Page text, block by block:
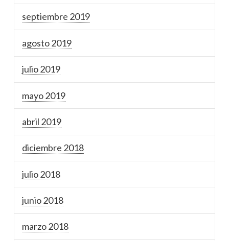
septiembre 2019
agosto 2019
julio 2019
mayo 2019
abril 2019
diciembre 2018
julio 2018
junio 2018
marzo 2018